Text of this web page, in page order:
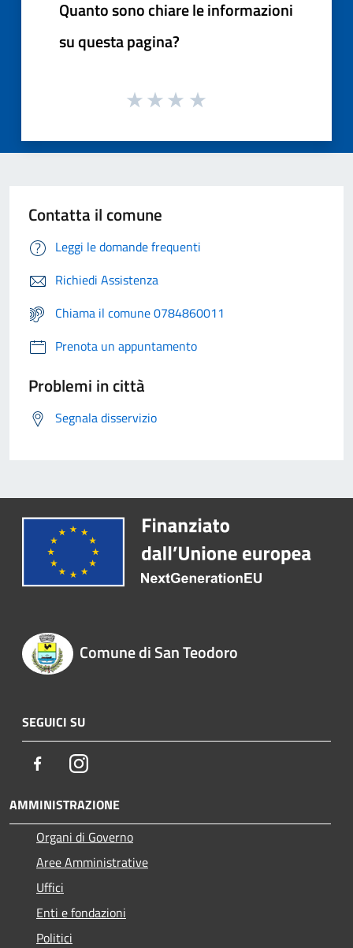
Quanto sono chiare le informazioni
su questa pagina?
Contatta il comune
Leggi le domande frequenti
Richiedi Assistenza
Chiama il comune 0784860011
Prenota un appuntamento
Problemi in città
Segnala disservizio
Comune di San Teodoro
SEGUICI SU
FacebookInstagram
AMMINISTRAZIONE
Organi di Governo
Aree Amministrative
Uffici
Enti e fondazioni
Politici